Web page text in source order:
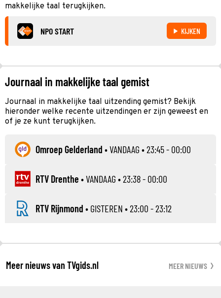
makkelijke taal terugkijken.
NPO START KIJKEN
Journaal in makkelijke taal gemist
Journaal in makkelijke taal uitzending gemist? Bekijk
hieronder welke recente uitzendingen er zijn geweest en
of je ze kunt terugkijken.
Omroep Gelderland •VANDAAG • 23:45 - 00:00
RTV Drenthe •VANDAAG • 23:38 - 00:00
RTV Rijnmond • GISTEREN • 23:00 - 23:12
Meer nieuws van TVgids.nl MEER NIEUWS